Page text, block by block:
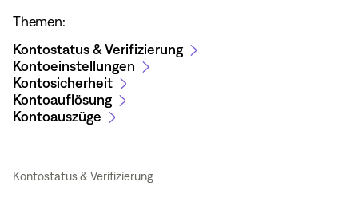
Themen:
Kontostatus & Verifizierung
Kontoeinstellungen
Kontosicherheit
Kontoauflösung
Kontoauszüge
Kontostatus & Verifizierung